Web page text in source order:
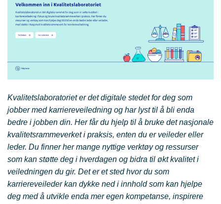
Kvalitetslaboratoriet er det digitale stedet for deg som
jobber med karriereveiledning og har lyst til å bli enda
bedre i jobben din. Her får du hjelp til å bruke det nasjonale
kvalitetsrammeverket i praksis, enten du er veileder eller
leder. Du finner her mange nyttige verktøy og ressurser
som kan støtte deg i hverdagen og bidra til økt kvalitet i
veiledningen du gir. Det er et sted hvor du som
karriereveileder kan dykke ned i innhold som kan hjelpe
deg med å utvikle enda mer egen kompetanse, inspirere